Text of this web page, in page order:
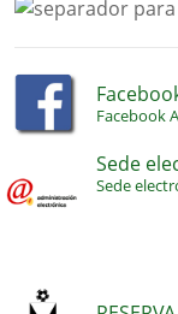
Facebook
Sede
Sede